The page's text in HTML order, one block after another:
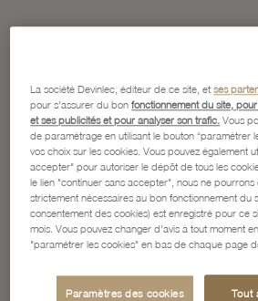
La société Devinlec, éditeur de ce site, etses
pour s'assurer du bonfonctionnement du site,
et ses publicités et pour analyser son trafic. Vous
de paramétrage en utilisant le bouton “paramétrer
vos choix sur les cookies. Vous pouvez également
accepter" pour autoriser le dépôt de tous les
le lien "continuer sans accepter", nous ne
strictement nécessaires au bon fonctionnement du
consentement des cookies) est enregistré pour ce
mois. Vous pouvez changer d'avis à tout moment
"paramétrer les cookies" en bas de chaque page
Paramètres des cookies Tout